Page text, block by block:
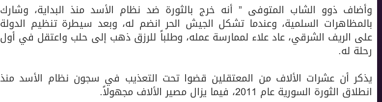
وأضاف ذوو الشاب المتوفى ” أنه خرج بالثورة ضد نظام الأسد منذ البداية، وشارك
بالمظاهرات السلمية، وعندما تشكل الجيش الحر انضم له، وبعد سيطرة تنظيم الدولة
على الريف الشرقي، عاد علاء لممارسة عمله، وطلباً للرزق ذهب إلى حلب واعتقل في أول
رحلة له.
يذكر أن عشرات الألاف من المعتقلين قضوا تحت التعذيب في سجون نظام الأسد منذ
انطلاق الثورة السورية عام 2011، فيما يزال مصير الألاف مجهولاً.